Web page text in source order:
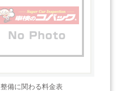
備に関わる料金表